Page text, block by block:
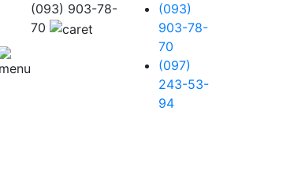
(093) 903-78-
70
(093)
903-78-
70
(097)
243-53-
94